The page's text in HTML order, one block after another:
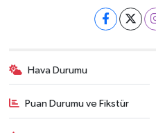
Hava Durumu
Puan Durumu ve Fikstür